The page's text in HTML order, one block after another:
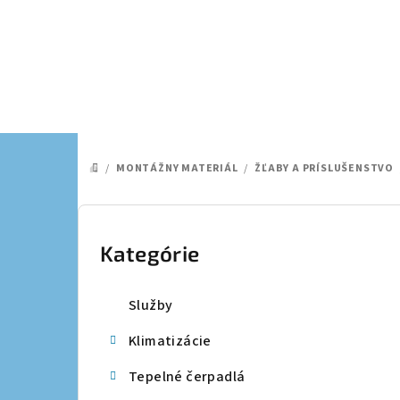
DOMOV
/ MONTÁŽNY MATERIÁL / ŽĽABY A PRÍSLUŠENSTVO
Preskočiť
kategórie
Kategórie
Služby
Klimatizácie
Tepelné čerpadlá